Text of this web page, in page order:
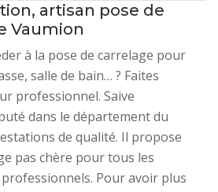
artisan pose de
Vaumion
à la pose de carrelage pour
salle de bain… ? Faites
professionnel. Saive
dans le département du
de qualité. Il propose
pas chère pour tous les
Pour avoir plus